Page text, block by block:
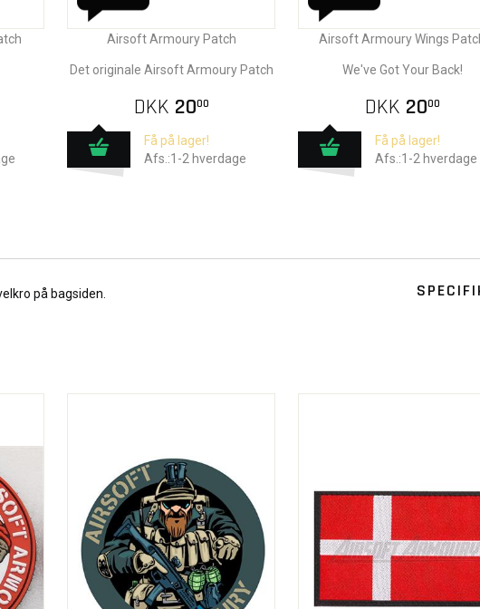
Airsoft Armoury Patch
Det originale Airsoft Armoury Patch
DKK 2000
Få på lager!
Afs.:1-2 hverdage
Airsoft Armoury Wings
We've Got Your Back!
DKK 2000
Få på lager!
Afs.:1-2 hverdage
på bagsiden.